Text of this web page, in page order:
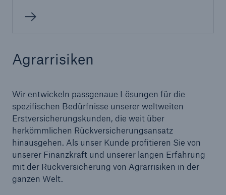
Agrarrisiken
Wir entwickeln passgenaue Lösungen für die
spezifischen Bedürfnisse unserer weltweiten
Erstversicherungskunden, die weit über
herkömmlichen Rückversicherungsansatz
hinausgehen. Als unser Kunde profitieren Sie von
unserer Finanzkraft und unserer langen Erfahrung
mit der Rückversicherung von Agrarrisiken in der
ganzen Welt.